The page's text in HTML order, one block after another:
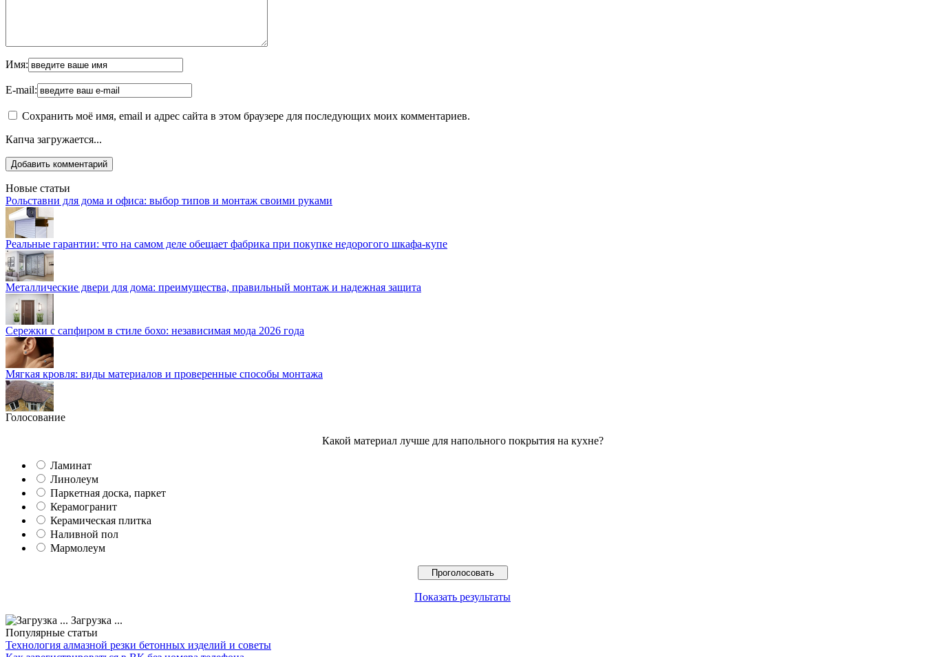
Имя:
E-mail:
Сохранить моё имя, email и адрес сайта в этом браузере для последующих моих комментариев.
Капча загружается...
Новые статьи
Рольставни для дома и офиса: выбор типов и монтаж своими руками
Реальные гарантии: что на самом деле обещает фабрика при покупке недорогого шкафа-купе
Металлические двери для дома: преимущества, правильный монтаж и надежная защита
Сережки с сапфиром в стиле бохо: независимая мода 2026 года
Мягкая кровля: виды материалов и проверенные способы монтажа
Голосование
Какой материал лучше для напольного покрытия на кухне?
Ламинат
Линолеум
Паркетная доска, паркет
Керамогранит
Керамическая плитка
Наливной пол
Мармолеум
Показать результаты
Загрузка ...
Популярные статьи
Технология алмазной резки бетонных изделий и советы